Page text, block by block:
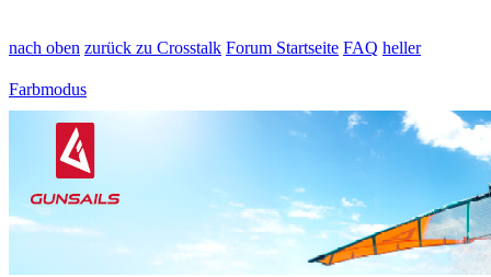
nach oben zurück zu Crosstalk Forum Startseite FAQ heller
Farbmodus